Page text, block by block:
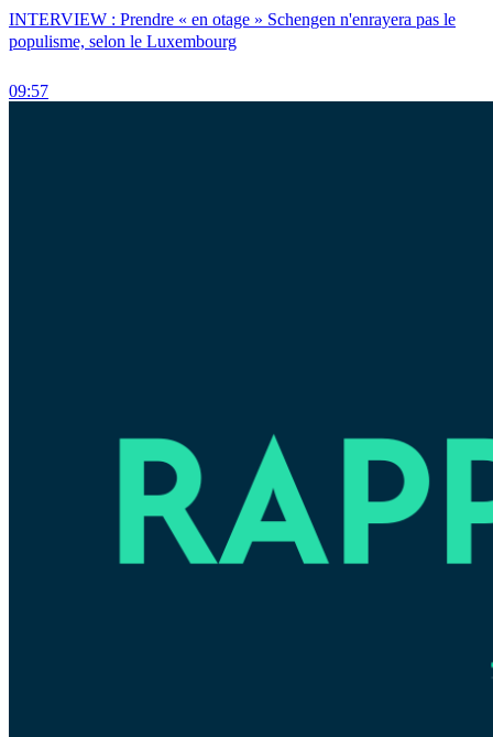
INTERVIEW : Prendre « en otage » Schengen n'enrayera pas le
populisme, selon le Luxembourg
09:57